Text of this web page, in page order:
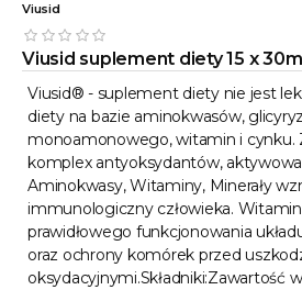
Viusid
Viusid® - suplement diety nie jest
diety na bazie aminokwasów,
monoamonowego, witamin i cynku.
komplex antyoksydantów,
Aminokwasy, Witaminy, Minerały
immunologiczny człowieka.
prawidłowego funkcjonowania
oraz ochrony komórek przed
oksydacyjnymi.Składniki:Zawartość